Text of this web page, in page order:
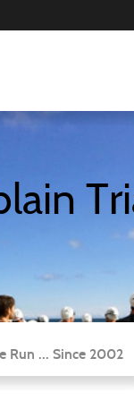
Run ... Since 2002